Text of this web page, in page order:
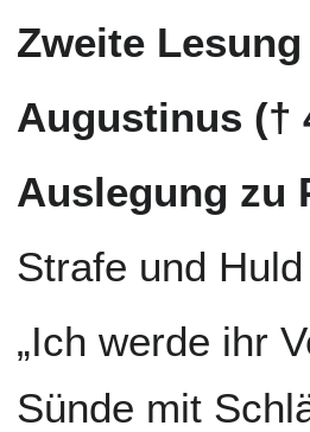
Zweite Lesung
Augustinus (†
Auslegung zu
Strafe und Huld
„Ich werde ihr
Sünde mit